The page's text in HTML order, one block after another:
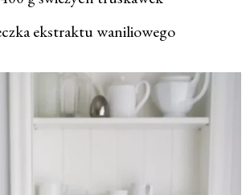
ekstraktu waniliowego